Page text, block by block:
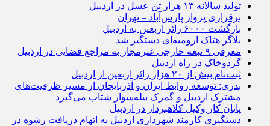
تولید سالانه ۱۳ هزار تن عسل در اردبیل
برقراری پرواز پارس‌آباد – تهران
بازگشت ۶۰۰۰ زائر اربعین به اردبیل
بلاگر هتاک ارومیه‌ای دستگیر شد
معرفی ۹ تبعه خارجی غیرمجاز به مراجع قضایی در اردبیل
گردوخاک در راه اردبیل
ثبت‌نام بیش از ۲۰ هزار زائر اربعین از اردبیل
بدری: توسعه روابط ایران و آذربایجان از مسیر ظرفیت‌های
مشترک اردبیل و گمرک بیله‌سوار شتاب می‌گیرد
پایان کار وکیل کلاهبردار در اردبیل
دستگیری کارمند شهرداری اردبیل به اتهام دریافت رشوه در